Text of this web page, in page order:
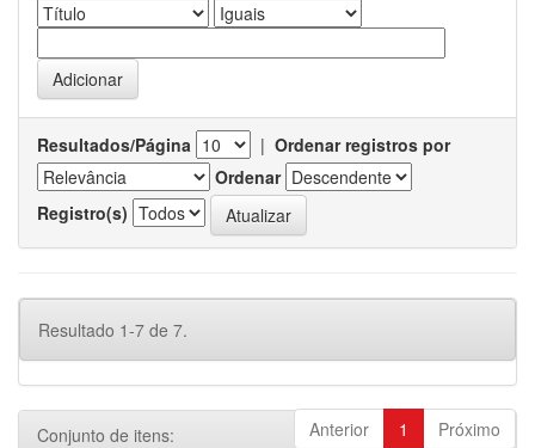
Resultados/Página | Ordenar registros por
Ordenar
Registro(s)
Resultado 1-7 de 7.
Anterior 1 Próximo
Conjunto de itens: